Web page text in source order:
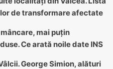
de transformare afectate
mai puțin
Ce arată noile date INS
George Simion, alături